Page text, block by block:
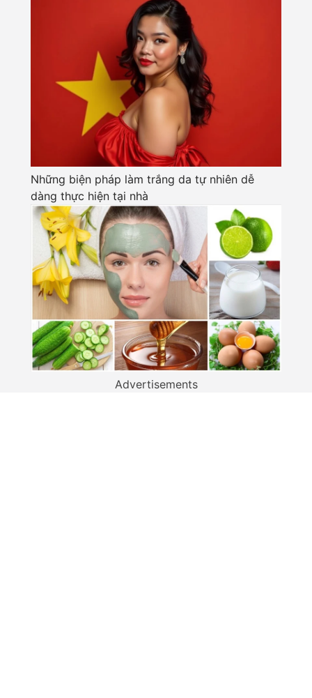
Những biện pháp làm trắng da tự nhiên dễ
dàng thực hiện tại nhà
Advertisements